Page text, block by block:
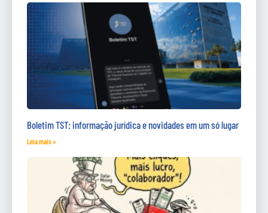
Boletim TST: informação jurídica e novidades em um só lugar
Leia mais »